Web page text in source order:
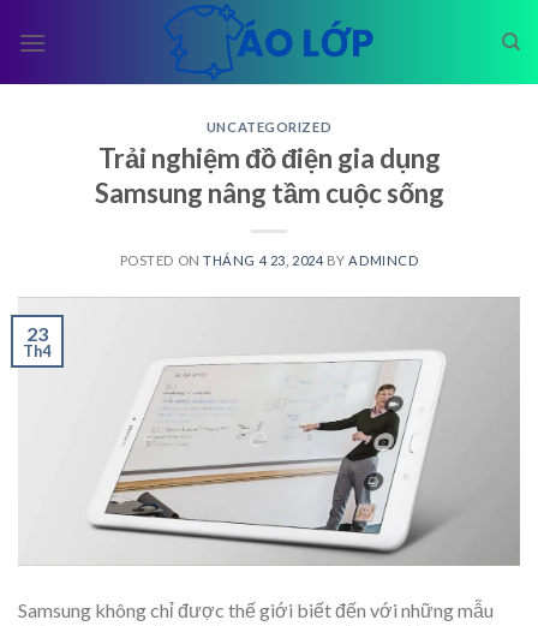
UNCATEGORIZED
Trải nghiệm đồ điện gia dụng
Samsung nâng tầm cuộc sống
POSTED ONTHÁNG 4 23, 2024 BY ADMINCD
23
Th4
Samsung không chỉ được thế giới biết đến với những mẫu